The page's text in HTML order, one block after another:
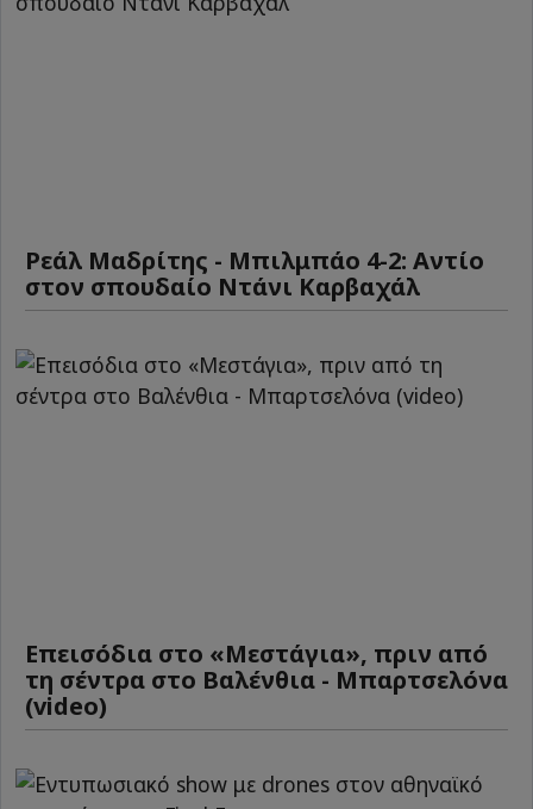
Ρεάλ Μαδρίτης - Μπιλμπάο 4-2: Αντίο
στον σπουδαίο Ντάνι Καρβαχάλ
Επεισόδια στο «Μεστάγια», πριν από
τη σέντρα στο Βαλένθια - Μπαρτσελόνα
(video)